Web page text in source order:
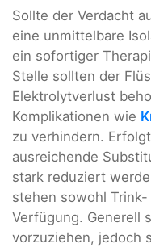
Sollte der Verdacht
eine unmittelbare
ein sofortiger
Stelle sollten der
Elektrolytverlust
Komplikationen wie
zu verhindern.
ausreichende
stark reduziert
stehen sowohl
Verfügung. Generell
vorzuziehen, jedoch